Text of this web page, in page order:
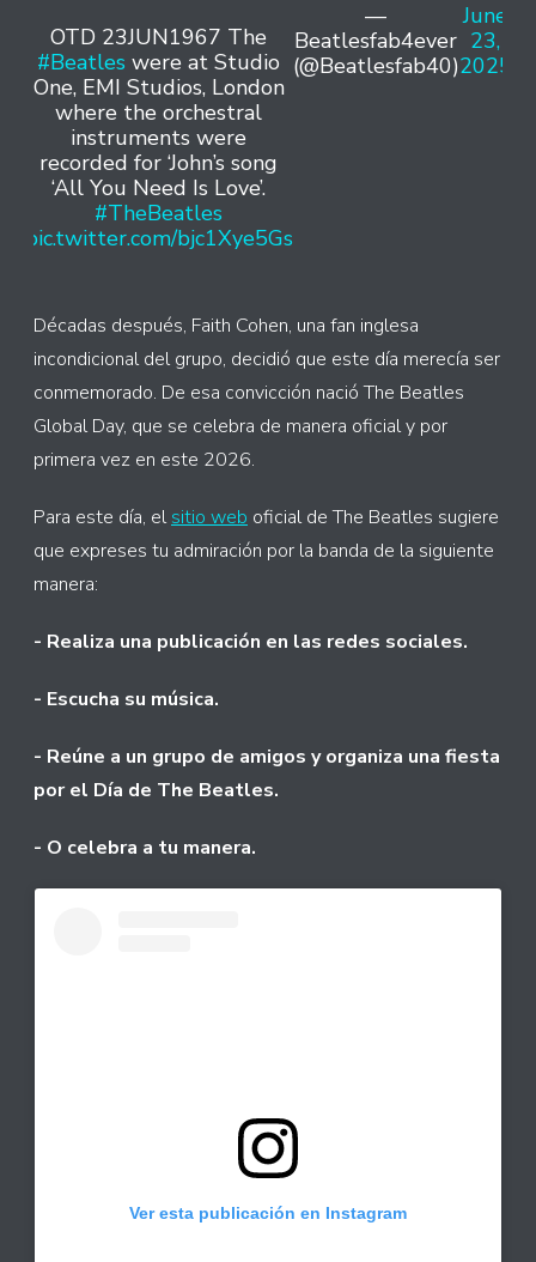
OTD 23JUN1967 The
#Beatles were at Studio
One, EMI Studios, London
where the orchestral
instruments were
recorded for ‘John’s song
‘All You Need Is Love’.
#TheBeatles
pic.twitter.com/bjc1Xye5Gs
—
Beatlesfab4ever
(@Beatlesfab40)
June
23,
2025
Décadas después, Faith Cohen, una fan inglesa
incondicional del grupo, decidió que este día merecía ser
conmemorado. De esa convicción nació The Beatles
Global Day, que se celebra de manera oficial y por
primera vez en este 2026.
Para este día, elsitio web oficial de The Beatles sugiere
que expreses tu admiración por la banda de la siguiente
manera:
- Realiza una publicación en las redes sociales.
- Escucha su música.
- Reúne a un grupo de amigos y organiza una fiesta
por el Día de The Beatles.
- O celebra a tu manera.
Ver esta publicación en Instagram